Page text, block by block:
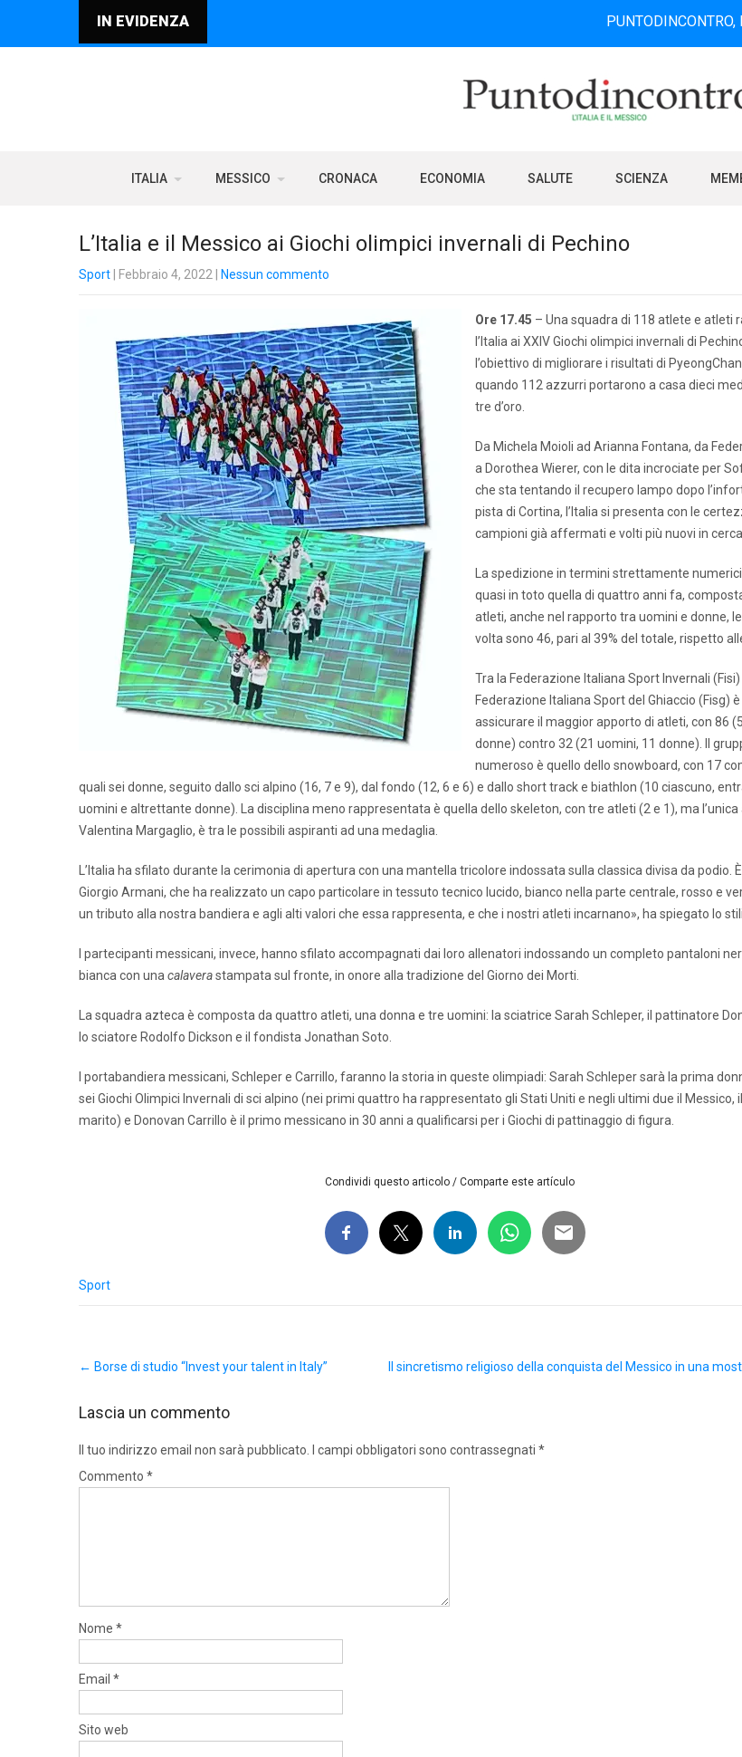
IN EVIDENZA PUNTODINCONTRO, IL
ITALIA MESSICO CRONACA ECONOMIA SALUTE SCIENZA
L’Italia e il Messico ai Giochi olimpici invernali di Pechino
Sport | Febbraio 4, 2022 Nessun commento
Ore 17.45 – Una squadra di 118 atlete e atleti
l’Italia ai XXIV Giochi olimpici invernali di
l’obiettivo di migliorare i risultati di
quando 112 azzurri portarono a casa dieci
tre d’oro.
Da Michela Moioli ad Arianna Fontana, da
a Dorothea Wierer, con le dita incrociate per
che sta tentando il recupero lampo dopo
pista di Cortina, l’Italia si presenta con le
campioni già affermati e volti più nuovi in cerca
La spedizione in termini strettamente
quasi in toto quella di quattro anni fa,
atleti, anche nel rapporto tra uomini e donne,
volta sono 46, pari al 39% del totale, rispetto
Tra la Federazione Italiana Sport Invernali (Fisi)
Federazione Italiana Sport del Ghiaccio (Fisg)
assicurare il maggior apporto di atleti, con 86
donne) contro 32 (21 uomini, 11 donne). Il
numeroso è quello dello snowboard, con 17
quali sei donne, seguito dallo sci alpino (16, 7 e 9), dal fondo (12, 6 e 6) e dallo short track e biathlon (10 ciascuno,
uomini e altrettante donne). La disciplina meno rappresentata è quella dello skeleton, con tre atleti (2 e 1), ma l’unica
Valentina Margaglio, è tra le possibili aspiranti ad una medaglia.
L’Italia ha sfilato durante la cerimonia di apertura con una mantella tricolore indossata sulla classica divisa da podio. È
Giorgio Armani, che ha realizzato un capo particolare in tessuto tecnico lucido, bianco nella parte centrale, rosso e
un tributo alla nostra bandiera e agli alti valori che essa rappresenta, e che i nostri atleti incarnano», ha spiegato lo
I partecipanti messicani, invece, hanno sfilato accompagnati dai loro allenatori indossando un completo pantaloni
bianca con una calaverastampata sul fronte, in onore alla tradizione del Giorno dei Morti.
La squadra azteca è composta da quattro atleti, una donna e tre uomini: la sciatrice Sarah Schleper, il pattinatore
lo sciatore Rodolfo Dickson e il fondista Jonathan Soto.
I portabandiera messicani, Schleper e Carrillo, faranno la storia in queste olimpiadi: Sarah Schleper sarà la prima
sei Giochi Olimpici Invernali di sci alpino (nei primi quattro ha rappresentato gli Stati Uniti e negli ultimi due il Messico,
marito) e Donovan Carrillo è il primo messicano in 30 anni a qualificarsi per i Giochi di pattinaggio di figura.
Condividi questo articolo / Comparte este artículo
Sport
navigation
← Borse di studio “Invest your talent in Italy” Il sincretismo religioso della conquista del Messico in una
Lascia un commento
Il tuo indirizzo email non sarà pubblicato. I campi obbligatori sono contrassegnati *
Commento *
Nome *
Email *
Sito web